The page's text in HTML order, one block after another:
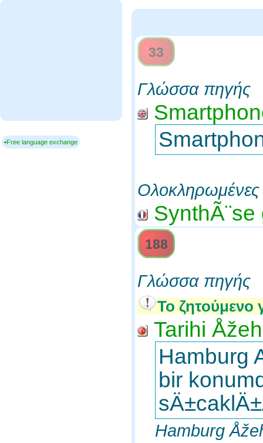
▪Free language exchange
33
Γλώσσα πηγής
Ολοκληρωμένες
188
Γλώσσα πηγής
Το ζητούμενο
Tarihi
Hamburg
bir
Hamburg